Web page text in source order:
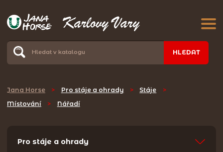
HLEDAT
Jana Horse > Pro stáje a ohrady > Stáje
>
Místování
> Nářadí
Pro stáje a ohrady